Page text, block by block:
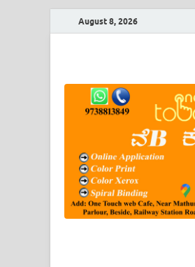
August 8, 2026